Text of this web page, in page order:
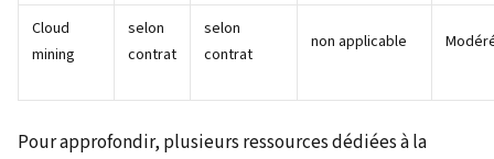
Cloud
mining
selon
contrat
selon
contrat
non applicable
Pour approfondir, plusieurs ressources dédiées à la